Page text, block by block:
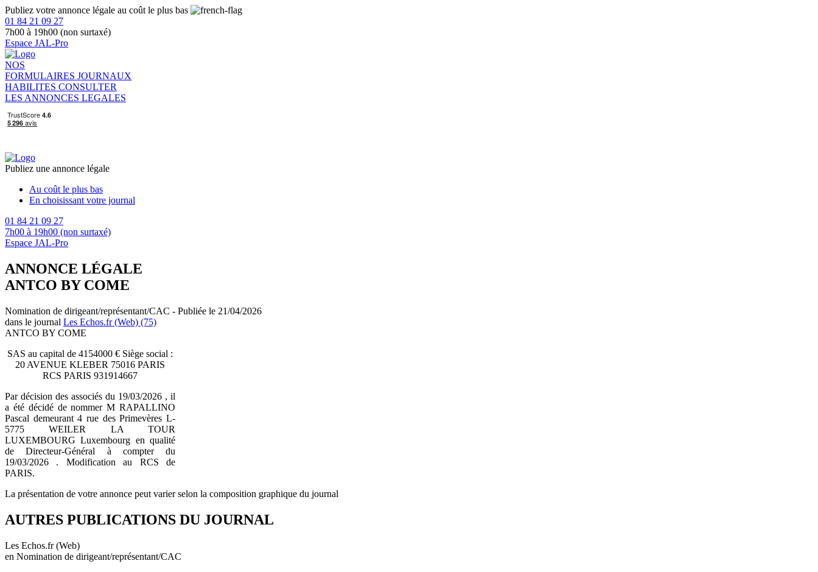
Publiez votre annonce légale au coût le plus bas
01 84 21 09 27
7h00 à 19h00 (non surtaxé)
Espace JAL-Pro
NOS
FORMULAIRES JOURNAUX
HABILITES CONSULTER
LES ANNONCES LEGALES
Publiez une annonce légale
Au coût le plus bas
En choisissant votre journal
01 84 21 09 27
7h00 à 19h00 (non surtaxé)
Espace JAL-Pro
ANNONCE LÉGALE
ANTCO BY COME
Nomination de dirigeant/représentant/CAC - Publiée le 21/04/2026
dans le journal Les Echos.fr (Web) (75)
ANTCO BY COME
SAS au capital de 4154000 € Siège social :
20 AVENUE KLEBER 75016 PARIS
RCS PARIS 931914667
Par décision des associés du 19/03/2026 , il
a été décidé de nommer M RAPALLINO
Pascal demeurant 4 rue des Primevères L-
5775 WEILER LA TOUR
LUXEMBOURG Luxembourg en qualité
de Directeur-Général à compter du
19/03/2026 . Modification au RCS de
PARIS.
La présentation de votre annonce peut varier selon la composition graphique du journal
AUTRES PUBLICATIONS DU JOURNAL
Les Echos.fr (Web)
en Nomination de dirigeant/représentant/CAC